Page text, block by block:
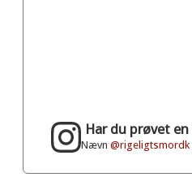
Har du prøvet
Nævn@rigeligtsmordk